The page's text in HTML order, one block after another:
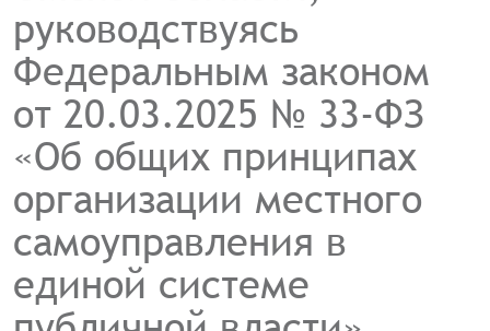
руководствуясь
Федеральным законом
от 20.03.2025 № 33-ФЗ
«Об общих принципах
организации местного
самоуправления в
единой системе